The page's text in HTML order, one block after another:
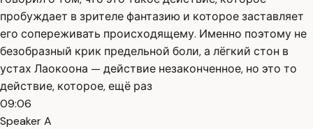
пробуждает в зрителе фантазию и которое заставляет
его сопереживать происходящему. Именно поэтому не
безобразный крик предельной боли, а лёгкий стон в
устах Лаокоона — действие незаконченное, но это то
действие, которое, ещё раз
09:06
Speaker A